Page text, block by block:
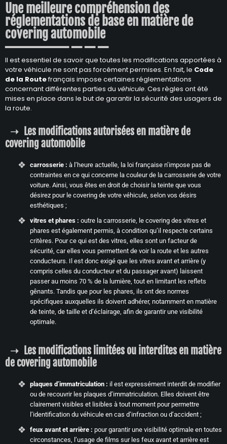
Une meilleure compréhension des
réglementations de base en matière de
covering automobile
Il est essentiel de savoir que toutes les modifications apportées à
votre véhicule ne sont pas forcément permises. En fait, le Code
de la Routefrançais impose certaines réglementations
concernant différentes parties du véhicule. Ces règles ont été
mises en place dans le but de garantir la sécurité des usagers de
la route.
Les modifications autorisées en matière de
covering automobile
carrosserie : à l’heure actuelle, la loi française n’impose pas de
contraintes en ce qui concerne la couleur de la carrosserie de votre
voiture. Ainsi, vous êtes en droit de choisir la teinte que vous
désirez pour le covering de votre véhicule, selon vos désirs
esthétiques ;
vitres et phares : outre la carrosserie, le covering des vitres et
phares est également permis, à condition qu’il respecte certains
critères. Pour ce qui est des vitres, elles sont un facteur de
sécurité, car elles vous permettent de voir la route et les autres
conducteurs. Il est donc exigé que les vitres avant et arrière (y
compris celles du conducteur et du passager avant) laissent
passer au moins 70 % de la lumière, tout en limitant les reflets
gênants. Tandis que pour les phares, ils ont des normes
spécifiques auxquelles ils doivent adhérer, notamment en matière
de teinte, de taille et d’éclairage, afin de garantir une visibilité
optimale.
Les modifications limitées ou interdites en matière
de covering automobile
plaques d’immatriculation : il est expressément interdit de modifier
ou de recouvrir les plaques d’immatriculation. Elles doivent être
clairement visibles et lisibles à tout moment pour permettre
l’identification du véhicule en cas d’infraction ou d’accident ;
feux avant et arrière : pour garantir une visibilité optimale en toutes
circonstances, l’usage de films sur les feux avant et arrière est